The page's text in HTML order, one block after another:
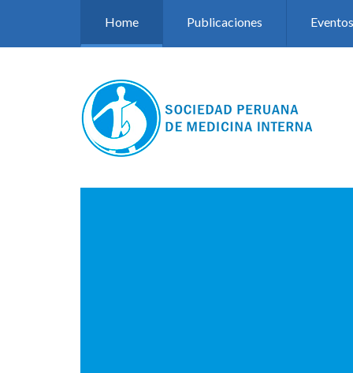
Home Publicaciones Eventos